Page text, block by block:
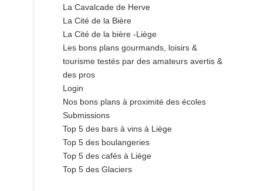
La Cavalcade de Herve
La Cité de la Bière
La Cité de la bière -Liège
Les bons plans gourmands, loisirs &
tourisme testés par des amateurs avertis &
des pros
Login
Nos bons plans à proximité des écoles
Submissions
Top 5 des bars à vins à Liège
Top 5 des boulangeries
Top 5 des cafés à Liège
Top 5 des Glaciers